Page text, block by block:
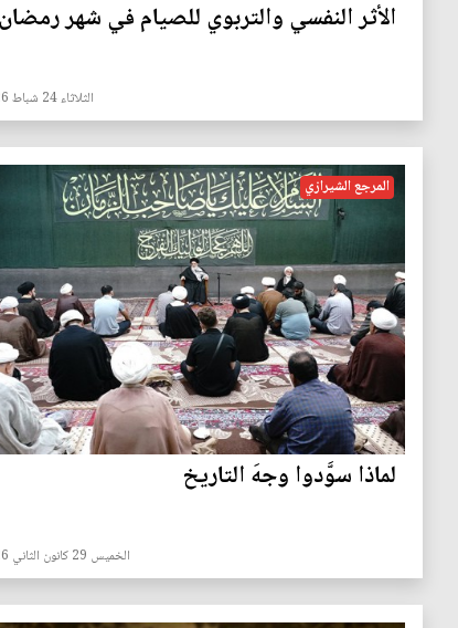
الأثر النفسي والتربوي للصيام في شهر
الثلاثاء 24 شباط 2026
المرجع الشيرازي
لماذا سوَّدوا وجهَ التاريخ
الخميس 29 كانون الثاني 2026